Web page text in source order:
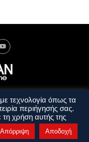
Όροι Χρήσης
τεχνολογία όπως τα
περιήγησής σας.
τη χρήση αυτής της
Απόρριψη Αποδοχή